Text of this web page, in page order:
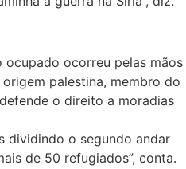
ocorreu pelas mãos
palestina, membro do
o direito a moradias
dividindo o segundo andar
de 50 refugiados”, conta.